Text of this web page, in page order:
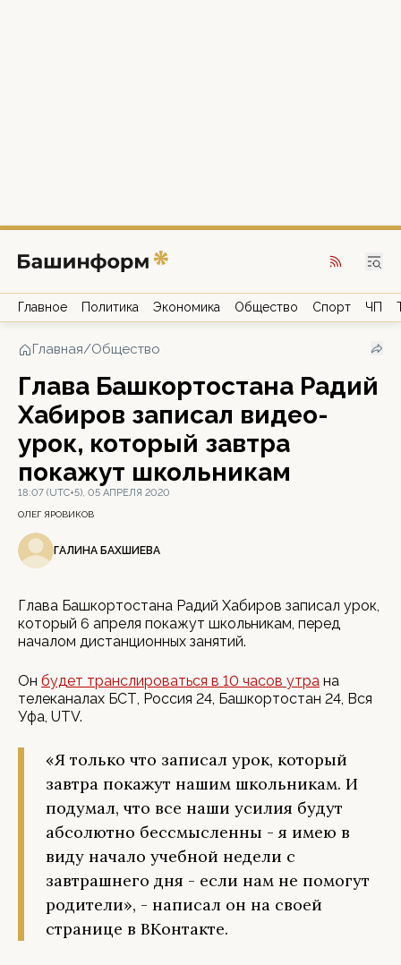
Главное Политика Экономика Общество Спорт ЧП
Главная/Общество
Глава Башкортостана Радий
Хабиров записал видео-
урок, который завтра
покажут школьникам
18:07 (UTC+5), 05 АПРЕЛЯ 2020
ОЛЕГ ЯРОВИКОВ
ГАЛИНА БАХШИЕВА
Глава Башкортостана Радий Хабиров записал урок,
который 6 апреля покажут школьникам, перед
началом дистанционных занятий.
Он будет транслироваться в 10 часов утра на
телеканалах БСТ, Россия 24, Башкортостан 24, Вся
Уфа, UTV.
«Я только что записал урок, который
завтра покажут нашим школьникам. И
подумал, что все наши усилия будут
абсолютно бессмысленны - я имею в
виду начало учебной недели с
завтрашнего дня - если нам не помогут
родители», - написал он на своей
странице в ВКонтакте.